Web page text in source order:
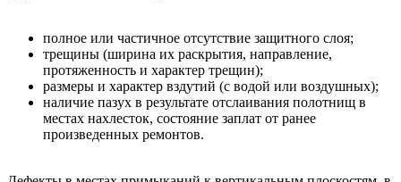
полное или частичное отсутствие защитного слоя;
трещины (ширина их раскрытия, направление,
протяженность и характер трещин);
размеры и характер вздутий (с водой или воздушных);
наличие пазух в результате отслаивания полотнищ в
местах нахлесток, состояние заплат от ранее
произведенных ремонтов.